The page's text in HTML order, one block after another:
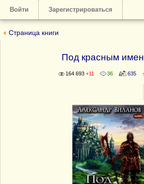
Войти Зарегистрироваться
Страница книги
Под красным
164 693 +11 36 635